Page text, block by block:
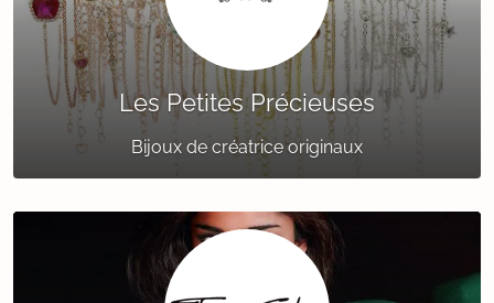
Les Petites Précieuses
Bijoux de créatrice originaux